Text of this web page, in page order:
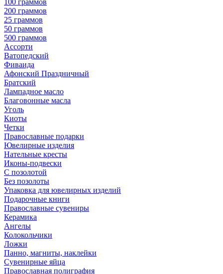
100 граммов
200 граммов
25 граммов
50 граммов
500 граммов
Ассорти
Ватопедский
Фиваида
Афонский Праздничный
Братский
Лампадное масло
Благовонные масла
Уголь
Киоты
Четки
Православные подарки
Ювелирные изделия
Нательные кресты
Иконы-подвески
С позолотой
Без позолоты
Упаковка для ювелирных изделий
Подарочные книги
Православные сувениры
Керамика
Ангелы
Колокольчики
Ложки
Панно, магниты, наклейки
Сувенирные яйца
Православная полиграфия